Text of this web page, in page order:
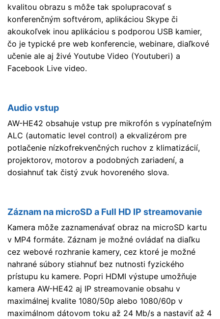
kvalitou obrazu s môže tak spolupracovať s
konferenčným softvérom, aplikáciou Skype či
akoukoľvek inou aplikáciou s podporou USB kamier,
čo je typické pre web konferencie, webinare, diaľkové
učenie ale aj živé Youtube Video (Youtuberi) a
Facebook Live video.
Audio vstup
AW-HE42 obsahuje vstup pre mikrofón s vypínateľným
ALC (automatic level control) a ekvalizérom pre
potlačenie nízkofrekvenčných ruchov z klimatizácií,
projektorov, motorov a podobných zariadení, a
dosiahnuť tak čistý zvuk hovoreného slova.
Záznam na microSD a Full HD IP streamovanie
Kamera môže zaznamenávať obraz na microSD kartu
v MP4 formáte. Záznam je možné ovládať na diaľku
cez webové rozhranie kamery, cez ktoré je možné
nahrané súbory stiahnuť bez nutnosti fyzického
prístupu ku kamere. Popri HDMI výstupe umožňuje
kamera AW-HE42 aj IP streamovanie obsahu v
maximálnej kvalite 1080/50p alebo 1080/60p v
maximálnom dátovom toku až 24 Mb/s a nastaviť až 4